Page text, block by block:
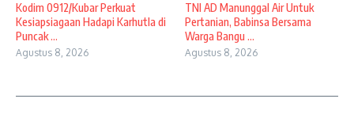
Kodim 0912/Kubar Perkuat
Kesiapsiagaan Hadapi Karhutla di
Puncak ...
Agustus 8, 2026
TNI AD Manunggal Air Untuk
Pertanian, Babinsa Bersama
Warga Bangu ...
Agustus 8, 2026